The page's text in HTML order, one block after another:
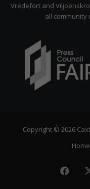
Vredefort and
all
Copyright © 2026
Home